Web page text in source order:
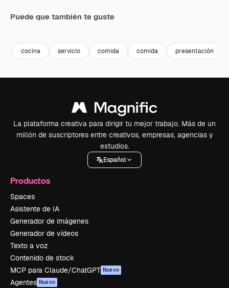
Puede que también te guste
cocina servicio comida comida presentación
La plataforma creativa para dirigir tu mejor trabajo. Más de un
millón de suscriptores entre creativos, empresas, agencias y
estudios.
Español
Productos
Spaces
Asistente de IA
Generador de imágenes
Generador de vídeos
Texto a voz
Contenido de stock
MCP para Claude/ChatGPT Nuevo
Agentes Nuevo